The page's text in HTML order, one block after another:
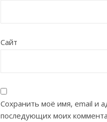
Сайт
Сохранить моё имя, email и
последующих моих